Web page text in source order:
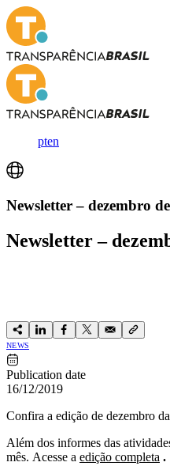
pten
Newsletter – dezembro
Newsletter –
NEWS
Publication date
16/12/2019
Confira a edição de dezembro
Além dos informes das
mês. Acesse a edição completa .